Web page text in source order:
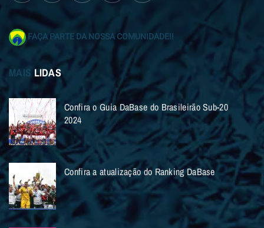
FAÇA PARTE DA NOSSA COMUNIDADE!!
MAIS LIDAS
Confira o Guia DaBase do Brasileirão Sub-20
2024
Confira a atualização do Ranking DaBase